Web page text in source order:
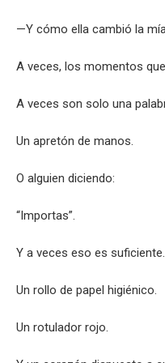
—Y cómo ella cambió la
A veces, los momentos
A veces son solo una
Un apretón de manos.
O alguien diciendo:
“Importas”.
Y a veces eso es suficiente.
Un rollo de papel higiénico.
Un rotulador rojo.